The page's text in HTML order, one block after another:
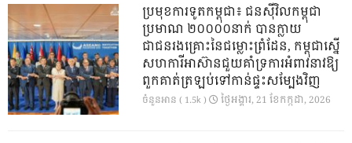
ប្រមុខការទូតកម្ពុជា៖ ជនស៊ីវិលកម្ពុជា
ប្រមាណ ២០០០០នាក់ បានក្លាយ
ជាជនរងគ្រោះនៃជម្លោះព្រំដែន, កម្ពុជាស្នើ
សហការីអាស៊ានជួយគាំទ្រការអំពាវនាវឱ្យ
ពួកគាត់ត្រឡប់ទៅកាន់ផ្ទះសម្បែងវិញ
ចំនួនអាន ( 1.5k ) ថ្ងៃ​អង្គារ, 21 ខែ​កក្កដា, 2026